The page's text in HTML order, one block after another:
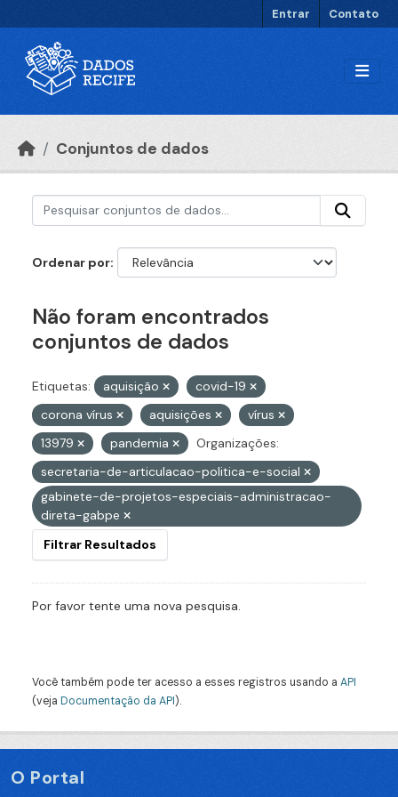
Entrar Contato
Conjuntos de dados
Ordenar por
Não foram encontrados
conjuntos de dados
Etiquetas: aquisição
covid-19
corona vírus
aquisições
vírus
13979
pandemia
Organizações:
secretaria-de-articulacao-politica-e-social
gabinete-de-projetos-especiais-administracao-
direta-gabpe
Filtrar Resultados
Por favor tente uma nova pesquisa.
Você também pode ter acesso a esses registros usando a API
(veja Documentação da API).
O Portal